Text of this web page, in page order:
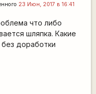
23 Июн, 2017 в 16:41
что либо
шляпка. Какие
доработки